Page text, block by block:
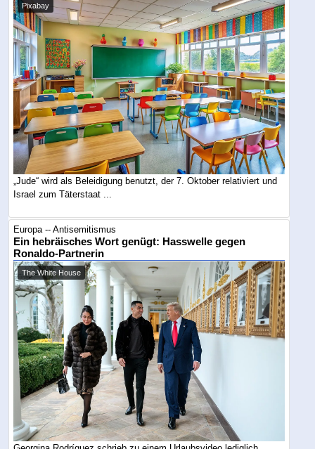
Pixabay
„Jude“ wird als Beleidigung benutzt, der 7. Oktober relativiert und
Israel zum Täterstaat ...
Europa -- Antisemitismus
Ein hebräisches Wort genügt: Hasswelle gegen
Ronaldo-Partnerin
The White House